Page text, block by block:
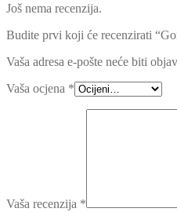
Još nema recenzija.
Budite prvi koji će recenzirati
Vaša adresa e-pošte neće biti
Vaša ocjena *
Vaša recenzija *